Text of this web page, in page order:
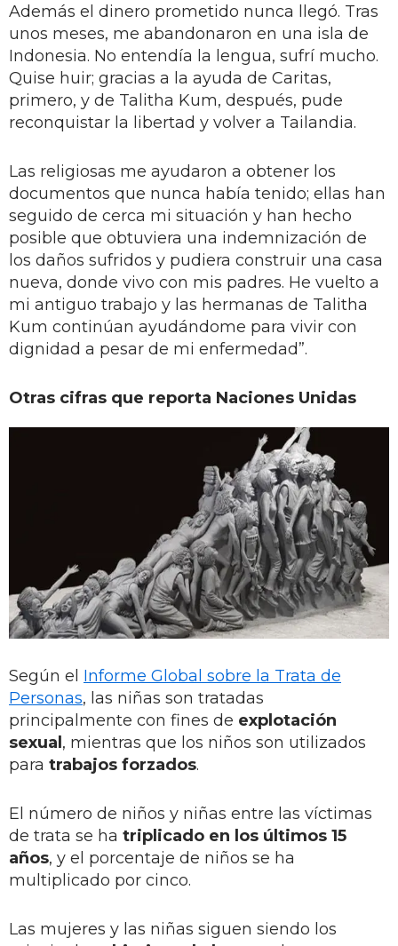
Además el dinero prometido nunca llegó. Tras
unos meses, me abandonaron en una isla de
Indonesia. No entendía la lengua, sufrí mucho.
Quise huir; gracias a la ayuda de Caritas,
primero, y de Talitha Kum, después, pude
reconquistar la libertad y volver a Tailandia.
Las religiosas me ayudaron a obtener los
documentos que nunca había tenido; ellas han
seguido de cerca mi situación y han hecho
posible que obtuviera una indemnización de
los daños sufridos y pudiera construir una casa
nueva, donde vivo con mis padres. He vuelto a
mi antiguo trabajo y las hermanas de Talitha
Kum continúan ayudándome para vivir con
dignidad a pesar de mi enfermedad”.
Otras cifras que reporta Naciones Unidas
Según el Informe Global sobre la Trata de
Personas, las niñas son tratadas
principalmente con fines de explotación
sexual, mientras que los niños son utilizados
para trabajos forzados.
El número de niños y niñas entre las víctimas
de trata se ha triplicado en los últimos 15
años, y el porcentaje de niños se ha
multiplicado por cinco.
Las mujeres y las niñas siguen siendo los